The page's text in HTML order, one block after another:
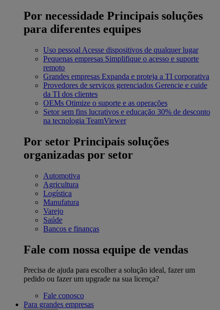
Por necessidade Principais soluções
para diferentes equipes
Uso pessoal Acesse dispositivos de qualquer lugar
Pequenas empresas Simplifique o acesso e suporte
remoto
Grandes empresas Expanda e proteja a TI corporativa
Provedores de serviços gerenciados Gerencie e cuide
da TI dos clientes
OEMs Otimize o suporte e as operações
Setor sem fins lucrativos e educação 30% de desconto
na tecnologia TeamViewer
Por setor Principais soluções
organizadas por setor
Automotiva
Agricultura
Logística
Manufatura
Varejo
Saúde
Bancos e finanças
Fale com nossa equipe de vendas
Precisa de ajuda para escolher a solução ideal, fazer um
pedido ou fazer um upgrade na sua licença?
Fale conosco
Para grandes empresas